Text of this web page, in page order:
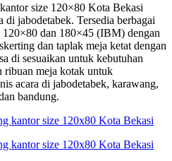
size 120×80 Kota Bekasi
di jabodetabek. Tersedia berbagai
dan 180×45 (IBM) dengan
dan taplak meja ketat dengan
di sesuaikan untuk kebutuhan
ribuan meja kotak untuk
acara di jabodetabek, karawang,
bandung.